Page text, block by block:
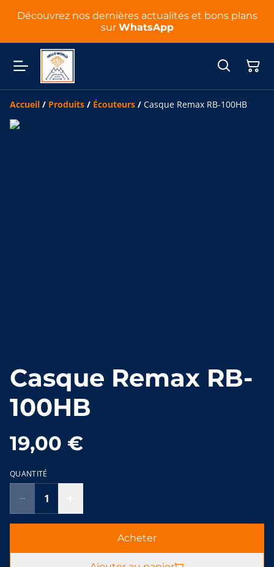
Découvrez nos dernières actualités et bons plans
sur WhatsApp
Accueil / Produits / Écouteurs / Casque Remax RB-100HB
Casque Remax RB-
100HB
19,00 €
QUANTITÉ
Acheter